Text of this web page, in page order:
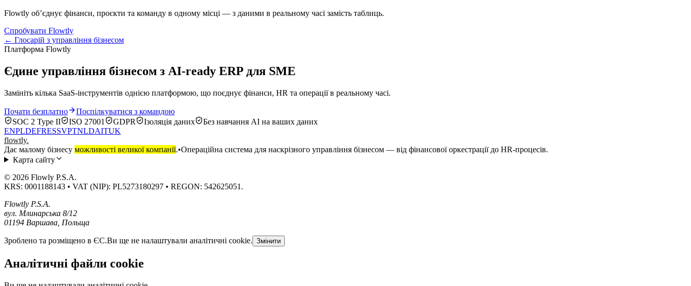
Flowtly об’єднує фінанси, проєкти та команду в одному місці — з даними в реальному часі замість таблиць.
Спробувати Flowtly
← Глосарій з управління бізнесом
Платформа Flowtly
Єдине управління бізнесом з AI-ready ERP для SME
Замініть кілька SaaS-інструментів однією платформою, що поєднує фінанси, HR та операції в реальному часі.
Почати безплатно
Поспілкуватися з командою
SOC 2 Type II
ISO 27001 GDPR Ізоляція даних
Без навчання AI на ваших даних
ENPLDEFRESSVPTNLDAITUK
flowtly.
Дає малому бізнесу можливості великої компанії.•Операційна система для наскрізного управління бізнесом — від фінансової оркестрації до HR-процесів.
Карта сайту
© 2026 Flowly P.S.A.
KRS: 0001188143 • VAT (NIP): PL5273180297 • REGON: 542625051.
Flowtly P.S.A.
вул. Млинарська 8/12
01194 Варшава, Польща
Зроблено та розміщено в ЄС.Ви ще не налаштували аналітичні cookie. Змінити
Аналітичні файли cookie